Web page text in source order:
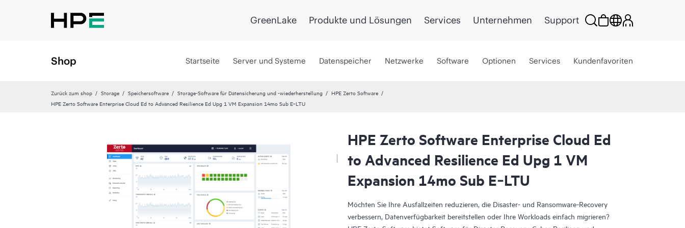
GreenLake Produkte und Lösungen Services Unternehmen Support
Shop Startseite Server und Systeme Datenspeicher Netzwerke Software Optionen Services Kundenfavoriten
Zurück zum shop Storage Speichersoftware Storage-Software für Datensicherung und -wiederherstellung
HPE Zerto Software
HPE Zerto Software Enterprise Cloud Ed to Advanced Resilience Ed Upg 1 VM Expansion 14mo Sub E‑LTU
HPE Zerto Software Enterprise Cloud Ed
to Advanced Resilience Ed Upg 1 VM
Expansion 14mo Sub E‑LTU
Möchten Sie Ihre Ausfallzeiten reduzieren, die Disaster- und Ransomware-Recovery
verbessern, Datenverfügbarkeit bereitstellen oder Ihre Workloads einfach migrieren?